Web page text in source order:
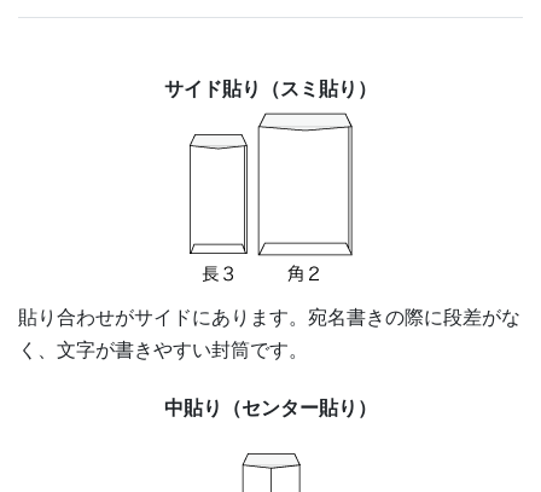
サイド貼り（スミ貼り）
貼り合わせがサイドにあります。宛名書きの際に段差がな
く、文字が書きやすい封筒です。
中貼り（センター貼り）